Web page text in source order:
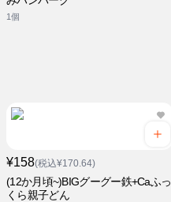
1個
¥158(税込¥170.64)
(12か月頃~)BIGグーグー鉄+Caふっ
くら親子どん